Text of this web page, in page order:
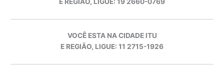
VOCÊ ESTA NA CIDADE ITU
E REGIÃO, LIGUE: 11 2715-1926